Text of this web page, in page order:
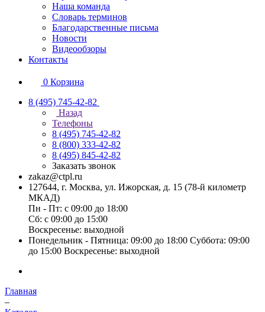
Наша команда
Словарь терминов
Благодарственные письма
Новости
Видеообзоры
Контакты
0 Корзина
8 (495) 745-42-82
Назад
Телефоны
8 (495) 745-42-82
8 (800) 333-42-82
8 (495) 845-42-82
Заказать звонок
zakaz@ctpl.ru
127644, г. Москва, ул. Ижорская, д. 15 (78-й километр
МКАД)
Пн - Пт: с 09:00 до 18:00
Сб: с 09:00 до 15:00
Воскресенье: выходной
Понедельник - Пятница: 09:00 до 18:00 Суббота: 09:00
до 15:00 Воскресенье: выходной
Главная
–